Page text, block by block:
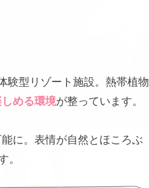
験型リゾート施設。熱帯植物
める環境が整っています。
に。表情が自然とほころぶ
。